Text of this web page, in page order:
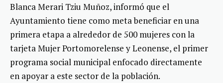
Blanca Merari Tziu Muñoz, informó que el
Ayuntamiento tiene como meta beneficiar en una
primera etapa a alrededor de 500 mujeres con la
tarjeta Mujer Portomorelense y Leonense, el primer
programa social municipal enfocado directamente
en apoyar a este sector de la población.